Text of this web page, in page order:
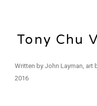
Tony Chu
Written by John Layman, art
2016